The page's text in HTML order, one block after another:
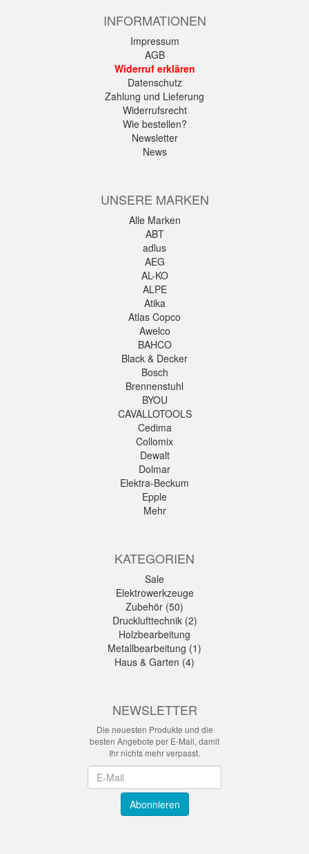
INFORMATIONEN
Impressum
AGB
Widerruf erklären
Datenschutz
Zahlung und Lieferung
Widerrufsrecht
Wie bestellen?
Newsletter
News
UNSERE MARKEN
Alle Marken
ABT
adlus
AEG
AL-KO
ALPE
Atika
Atlas Copco
Awelco
BAHCO
Black & Decker
Bosch
Brennenstuhl
BYOU
CAVALLOTOOLS
Cedima
Collomix
Dewalt
Dolmar
Elektra-Beckum
Epple
Mehr
KATEGORIEN
Sale
Elektrowerkzeuge
Zubehör (50)
Drucklufttechnik (2)
Holzbearbeitung
Metallbearbeitung (1)
Haus & Garten (4)
NEWSLETTER
Die neuesten Produkte und die
besten Angebote per E-Mail, damit
Ihr nichts mehr verpasst.
Abonnieren